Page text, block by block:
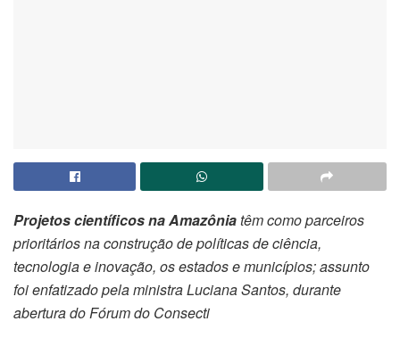
Projetos científicos na Amazôniatêm como parceiros
prioritários na construção de políticas de ciência,
tecnologia e inovação, os estados e municípios; assunto
foi enfatizado pela ministra Luciana Santos, durante
abertura do Fórum do Consecti